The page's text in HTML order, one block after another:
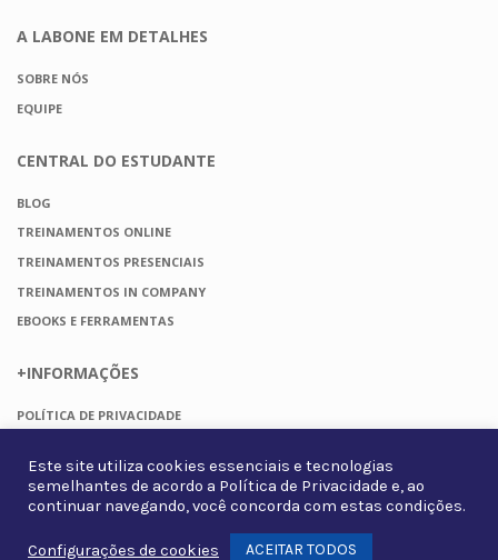
A LABONE EM DETALHES
SOBRE NÓS
EQUIPE
CENTRAL DO ESTUDANTE
BLOG
TREINAMENTOS ONLINE
TREINAMENTOS PRESENCIAIS
TREINAMENTOS IN COMPANY
EBOOKS E FERRAMENTAS
+INFORMAÇÕES
POLÍTICA DE PRIVACIDADE
FAQ
CONTATO
Este site utiliza cookies essenciais e tecnologias
semelhantes de acordo a Política de Privacidade e, ao
continuar navegando, você concorda com estas condições.
Configurações de cookies ACEITAR TODOS